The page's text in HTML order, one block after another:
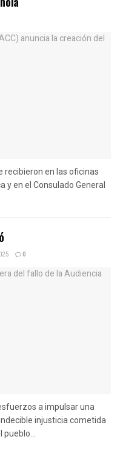
recibieron en las oficinas
y en el Consulado General
0
a impulsar una
injusticia cometida